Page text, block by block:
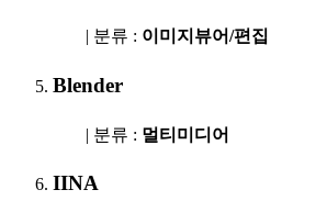
| 분류 : 이미지뷰어/편집
Blender
| 분류 : 멀티미디어
IINA